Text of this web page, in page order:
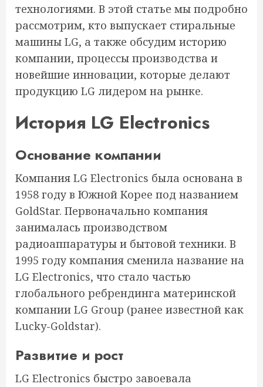
технологиями. В этой статье мы подробно
рассмотрим, кто выпускает стиральные
машины LG, а также обсудим историю
компании, процессы производства и
новейшие инновации, которые делают
продукцию LG лидером на рынке.
История LG Electronics
Основание компании
Компания LG Electronics была основана в
1958 году в Южной Корее под названием
GoldStar. Первоначально компания
занималась производством
радиоаппаратуры и бытовой техники. В
1995 году компания сменила название на
LG Electronics, что стало частью
глобального ребрендинга материнской
компании LG Group (ранее известной как
Lucky-Goldstar).
Развитие и рост
LG Electronics быстро завоевала